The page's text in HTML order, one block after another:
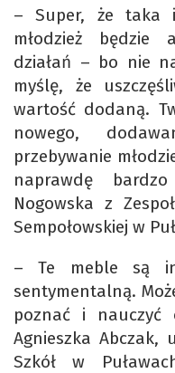
– Super, że taka
młodzież będzie
działań – bo nie
myślę, że
wartość dodaną.
nowego,
przebywanie
naprawdę
Nogowska z
Sempołowskiej w
– Te meble są
sentymentalną.
poznać i
Agnieszka Abczak,
Szkół w